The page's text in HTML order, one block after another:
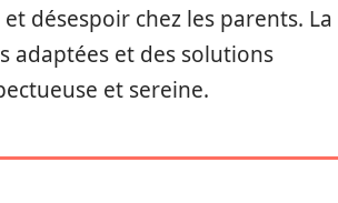
désespoir chez les parents. La
adaptées et des solutions
et sereine.